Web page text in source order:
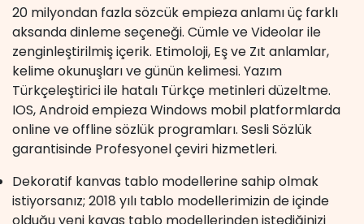
20 milyondan fazla sözcük empieza anlamı üç farklı
aksanda dinleme seçeneği. Cümle ve Videolar ile
zenginleştirilmiş içerik. Etimoloji, Eş ve Zıt anlamlar,
kelime okunuşları ve günün kelimesi. Yazım
Türkçeleştirici ile hatalı Türkçe metinleri düzeltme.
IOS, Android empieza Windows mobil platformlarda
online ve offline sözlük programları. Sesli Sözlük
garantisinde Profesyonel çeviri hizmetleri.
Dekoratif kanvas tablo modellerine sahip olmak
istiyorsanız; 2018 yılı tablo modellerimizin de içinde